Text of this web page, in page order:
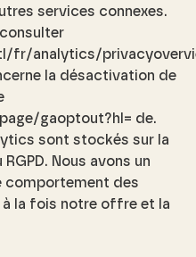
services connexes.
fr/analytics/
la désactivation de
gaoptout?hl= de.
sont stockés sur la
Nous avons un
comportement des
la fois notre offre et la